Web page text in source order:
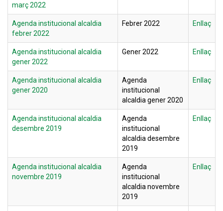
març 2022
Agenda institucional alcaldia
febrer 2022
Febrer 2022 Enllaç
Agenda institucional alcaldia
gener 2022
Gener 2022 Enllaç
Agenda institucional alcaldia
gener 2020
Agenda
institucional
alcaldia gener 2020
Enllaç
Agenda institucional alcaldia
desembre 2019
Agenda
institucional
alcaldia desembre
2019
Enllaç
Agenda institucional alcaldia
novembre 2019
Agenda
institucional
alcaldia novembre
2019
Enllaç